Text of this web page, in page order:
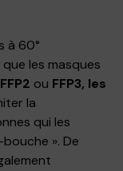
à 60°
les masques
ou FFP3, les
la
qui les
». De